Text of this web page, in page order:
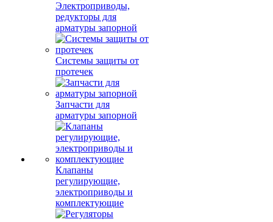
Электроприводы,
редукторы для
арматуры запорной
Системы защиты от
протечек
Запчасти для
арматуры запорной
Клапаны
регулирующие,
электроприводы и
комплектующие